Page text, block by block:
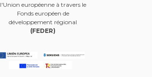
l'Union européenne à travers le
Fonds européen de
développement régional
(FEDER)